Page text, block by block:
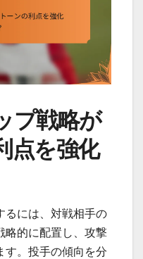
プ戦略が
点を強化
るには、対戦相手の
略的に配置し、攻撃
す。投手の傾向を分